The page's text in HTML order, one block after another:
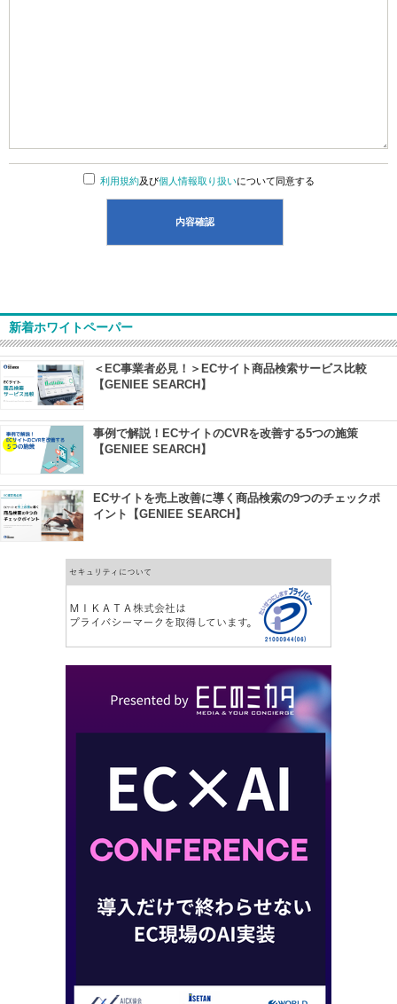
利用規約及び個人情報取り扱いについて同意する
新着ホワイトペーパー
＜EC事業者必見！＞ECサイト商品検索サービス比較
【GENIEE SEARCH】
事例で解説！ECサイトのCVRを改善する5つの施策
【GENIEE SEARCH】
ECサイトを売上改善に導く商品検索の9つのチェックポ
イント【GENIEE SEARCH】